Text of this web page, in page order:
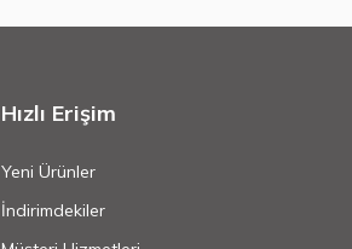
Hızlı Erişim
Yeni Ürünler
İndirimdekiler